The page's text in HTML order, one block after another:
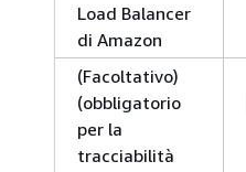
Load Balancer
di Amazon
(Facoltativo)
(obbligatorio
per la
tracciabilità